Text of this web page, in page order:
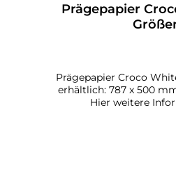
Prägepapier
Prägepapier Croco White In Zwei
erhältlich: 787 x 500 mm 787 x 1092 mm
Hier weitere